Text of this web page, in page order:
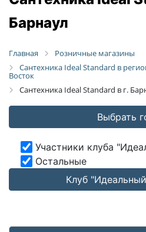
Барнаул
Главная
Розничные магазины
Сантехника Ideal Standard в
Восток
Сантехника Ideal Standard в г.
Выбрать
Участники клуба
Остальные
Клуб